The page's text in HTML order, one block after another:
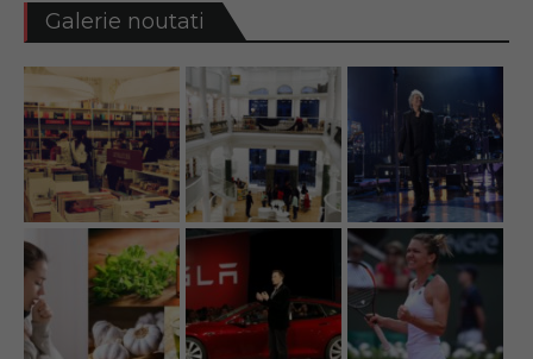
Galerie noutati